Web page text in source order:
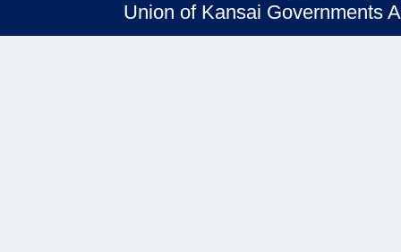
Union of Kansai Governments